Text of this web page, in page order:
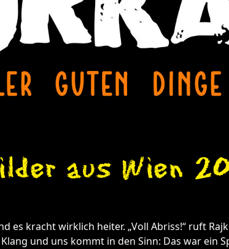
aus Wien
es kracht wirklich heiter. „Voll Abriss!“ ruft
und uns kommt in den Sinn: Das war ein